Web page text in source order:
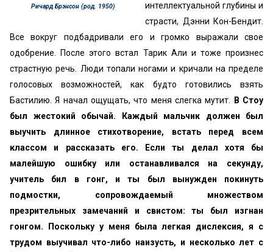
Ричард Брэнсон (род. 1950)
интеллектуальной глубины и
страсти, Дэнни Кон-Бендит.
Все вокруг подбадривали его и громко выражали свое
одобрение. После этого встал Тарик Али и тоже произнес
страстную речь. Люди топали ногами и кричали на пределе
голосовых возможностей, как будто готовились взять
Бастилию. Я начал ощущать, что меня слегка мутит.
В Стоу
был жестокий обычай. Каждый мальчик должен был
выучить длинное стихотворение, встать перед всем
классом и рассказать его. Если ты делал хотя бы
малейшую ошибку или останавливался на секунду,
учитель бил в гонг, и ты был вынужден покинуть
подмостки, сопровождаемый множеством
презрительных замечаний и свистом: ты был изгнан
гонгом. Поскольку у меня была легкая дислексия, я с
трудом выучивал что-либо наизусть, и несколько лет с